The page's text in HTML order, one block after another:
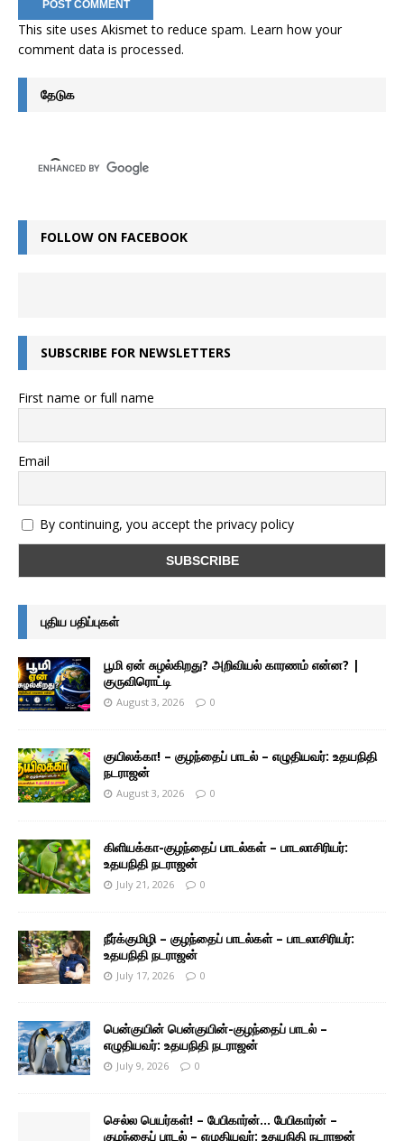
This site uses Akismet to reduce spam. Learn how your
comment data is processed.
தேடுக
FOLLOW ON FACEBOOK
SUBSCRIBE FOR NEWSLETTERS
First name or full name
Email
By continuing, you accept the privacy policy
புதிய பதிப்புகள்
பூமி ஏன் சுழல்கிறது? அறிவியல் காரணம் என்ன? |
குருவிரொட்டி
August 3, 2026 0
குயிலக்கா! – குழந்தைப் பாடல் – எழுதியவர்: உதயநிதி
நடராஜன்
August 3, 2026 0
கிளியக்கா-குழந்தைப் பாடல்கள் – பாடலாசிரியர்:
உதயநிதி நடராஜன்
July 21, 2026 0
நீர்க்குமிழி – குழந்தைப் பாடல்கள் – பாடலாசிரியர்:
உதயநிதி நடராஜன்
July 17, 2026 0
பென்குயின் பென்குயின்-குழந்தைப் பாடல் –
எழுதியவர்: உதயநிதி நடராஜன்
July 9, 2026 0
செல்ல பெயர்கள்! – பேபிகார்ன்… பேபிகார்ன் –
குழந்தைப் பாடல் – எழுதியவர்: உதயநிதி நடராஜன்